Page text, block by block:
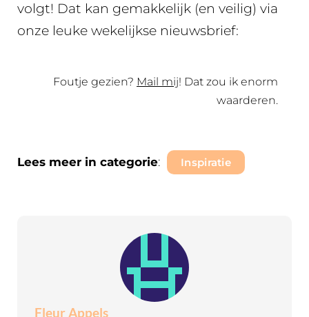
volgt! Dat kan gemakkelijk (en veilig) via
onze leuke wekelijkse nieuwsbrief:
Foutje gezien? Mail mij! Dat zou ik enorm
waarderen.
Lees meer in categorie: Inspiratie
Fleur Appels